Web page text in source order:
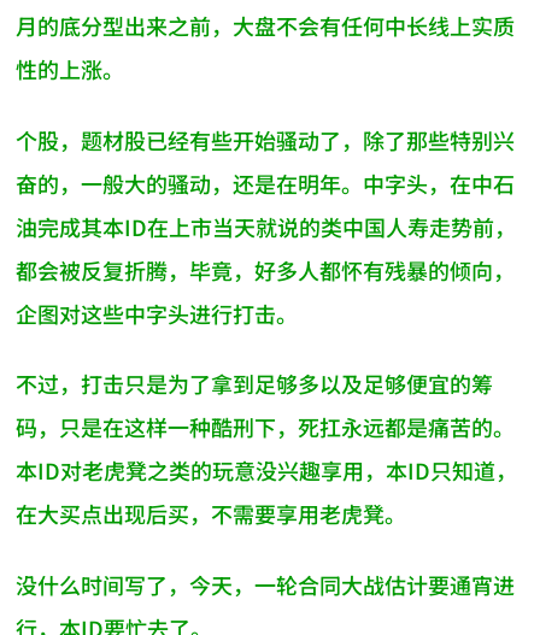
月的底分型出来之前，大盘不会有任何中长线上实质
性的上涨。
个股，题材股已经有些开始骚动了，除了那些特别兴
奋的，一般大的骚动，还是在明年。中字头，在中石
油完成其本ID在上市当天就说的类中国人寿走势前，
都会被反复折腾，毕竟，好多人都怀有残暴的倾向，
企图对这些中字头进行打击。
不过，打击只是为了拿到足够多以及足够便宜的筹
码，只是在这样一种酷刑下，死扛永远都是痛苦的。
本ID对老虎凳之类的玩意没兴趣享用，本ID只知道，
在大买点出现后买，不需要享用老虎凳。
没什么时间写了，今天，一轮合同大战估计要通宵进
行，本ID要忙去了。